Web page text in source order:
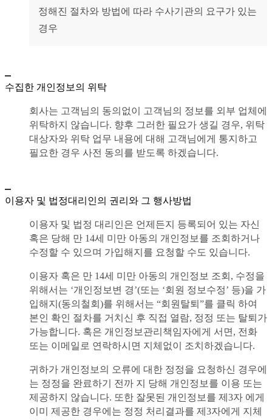
정해진 절차와 방법에 따라 수사기관의 요구가 있는
경우
수집한 개인정보의 위탁
회사는 고객님의 동의없이 고객님의 정보를 외부 업체에
위탁하지 않습니다. 향후 그러한 필요가 생길 경우, 위탁
대상자와 위탁 업무 내용에 대해 고객님에게 통지하고
필요한 경우 사전 동의를 받도록 하겠습니다.
이용자 및 법정대리인의 권리와 그 행사방법
이용자 및 법정 대리인은 언제든지 등록되어 있는 자신
혹은 당해 만 14세 미만 아동의 개인정보를 조회하거나
수정할 수 있으며 가입해지를 요청할 수도 있습니다.
이용자 혹은 만 14세 미만 아동의 개인정보 조회, 수정을
위해서는 ‘개인정보변 경’(또는 ‘회원 정보수정’ 등)을 가
입해지(동의철회)를 위해서는 “회원탈퇴”를 클릭 하여
본인 확인 절차를 거치신 후 직접 열람, 정정 또는 탈퇴가
가능합니다. 혹은 개인정보관리책임자에게 서면, 전화
또는 이메일로 연락하시면 지체없이 조치하겠습니다.
귀하가 개인정보의 오류에 대한 정정을 요청하신 경우에
는 정정을 완료하기 전까 지 당해 개인정보를 이용 또는
제공하지 않습니다. 또한 잘못된 개인정보를 제3자 에게
이미 제공한 경우에는 정정 처리결과를 제3자에게 지체